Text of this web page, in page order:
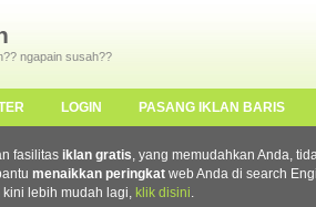
ngapain susah??
LOGIN PASANG IKLAN BARIS
fasilitas iklan gratis, yang memudahkan Anda,
menaikkan peringkat web Anda di search
kini lebih mudah lagi, klik disini.